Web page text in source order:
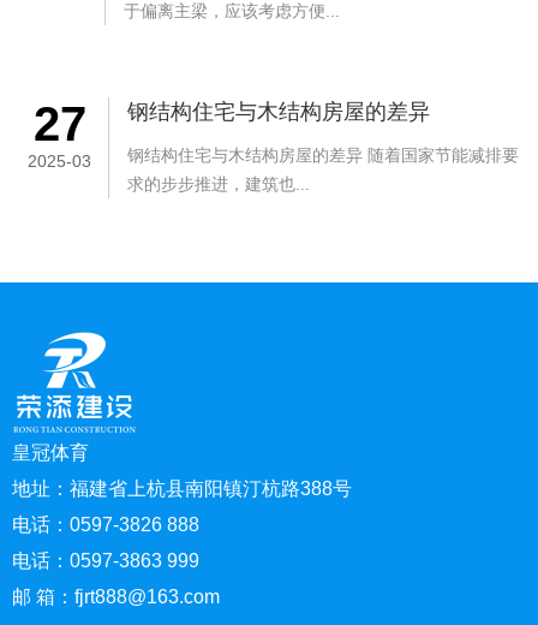
于偏离主梁，应该考虑方便...
27
2025-03
钢结构住宅与木结构房屋的差异
钢结构住宅与木结构房屋的差异 随着国家节能减排要
求的步步推进，建筑也...
皇冠体育
地址：福建省上杭县南阳镇汀杭路388号
电话：0597-3826 888
电话：0597-3863 999
邮 箱： fjrt888@163.com